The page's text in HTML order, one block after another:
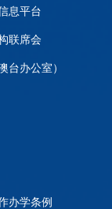
息平台
联席会
台办公室）
办学条例